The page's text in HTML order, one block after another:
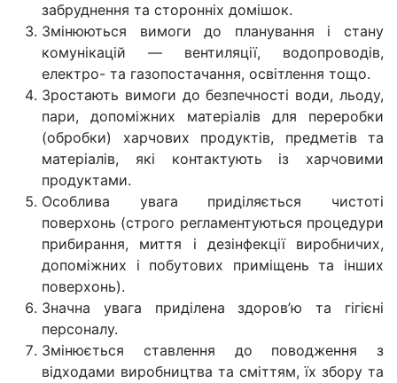
забруднення та сторонніх домішок.
Змінюються вимоги до планування і стану
комунікацій — вентиляції, водопроводів,
електро- та газопостачання, освітлення тощо.
Зростають вимоги до безпечності води, льоду,
пари, допоміжних матеріалів для переробки
(обробки) харчових продуктів, предметів та
матеріалів, які контактують із харчовими
продуктами.
Особлива увага приділяється чистоті
поверхонь (строго регламентуються процедури
прибирання, миття і дезінфекції виробничих,
допоміжних і побутових приміщень та інших
поверхонь).
Значна увага приділена здоров’ю та гігієні
персоналу.
Змінюється ставлення до поводження з
відходами виробництва та сміттям, їх збору та